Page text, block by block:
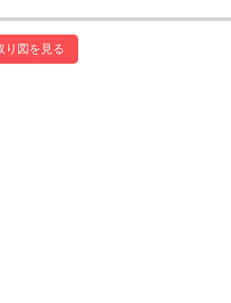
り図を見る